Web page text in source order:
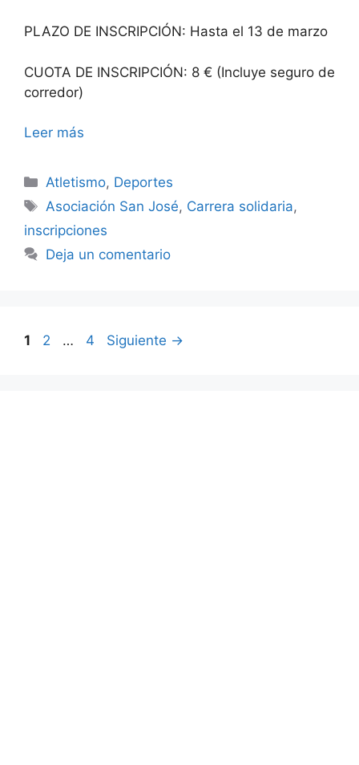
PLAZO DE INSCRIPCIÓN: Hasta el 13 de marzo
CUOTA DE INSCRIPCIÓN: 8 € (Incluye seguro de
corredor)
Leer más
Categorías
Atletismo, Deportes
Etiquetas
Asociación San José, Carrera solidaria,
inscripciones
Deja un comentario
Página
1 Página
2 … Página
4 Siguiente →